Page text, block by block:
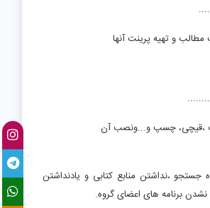
و تهیه پرینت آنها
،قیچی، چسپ و...ونصب آن
جستجو ،نداشتن منابع کتابی و یادنداشتن
نشدن برنامه های اعضای گروه.